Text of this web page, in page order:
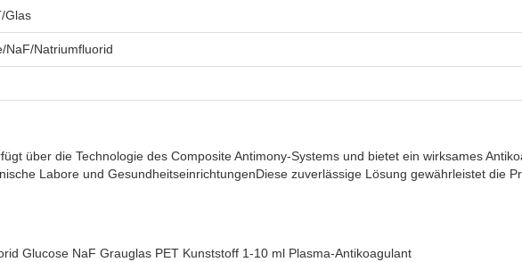
Glas
NaF/Natriumfluorid
über die Technologie des Composite Antimony-Systems und bietet ein wirksames
Labore und GesundheitseinrichtungenDiese zuverlässige Lösung gewährleistet die
Glucose NaF Grauglas PET Kunststoff 1-10 ml Plasma-Antikoagulant